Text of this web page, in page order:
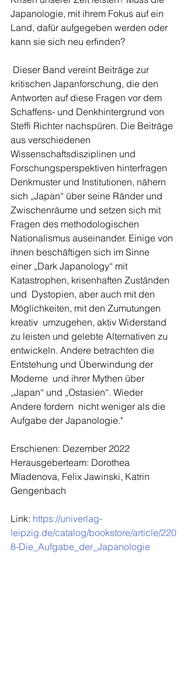
Japanologie, mit ihrem Fokus auf ein
Land, dafür aufgegeben werden oder
kann sie sich neu erfinden?
kritischen Japanforschung, die den
Antworten auf diese Fragen vor dem
Schaffens- und Denkhintergrund von
Steffi Richter nachspüren. Die Beiträge
aus verschiedenen
Wissenschaftsdisziplinen und
Forschungsperspektiven hinterfragen
Denkmuster und Institutionen, nähern
sich „Japan“ über seine Ränder und
Zwischenräume und setzen sich mit
Fragen des methodologischen
Nationalismus auseinander. Einige von
ihnen beschäftigen sich im Sinne
einer „Dark Japanology“ mit
Katastrophen, krisenhaften Zuständen
und  Dystopien, aber auch mit den
Möglichkeiten, mit den Zumutungen
kreativ  umzugehen, aktiv Widerstand
zu leisten und gelebte Alternativen zu
entwickeln. Andere betrachten die
Entstehung und Überwindung der
Moderne  und ihrer Mythen über
„Japan“ und „Ostasien“. Wieder
Andere fordern  nicht weniger als die
Aufgabe der Japanologie."
Erschienen: Dezember 2022
Herausgeberteam: Dorothea
Mladenova, Felix Jawinski, Katrin
Gengenbach
Link: https://univerlag-
leipzig.de/catalog/bookstore/article/220
8-Die_Aufgabe_der_Japanologie